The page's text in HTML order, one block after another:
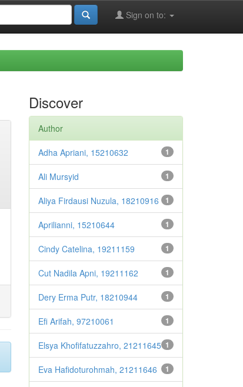
Sign on to:
Discover
Author
1
Adha Apriani, 15210632
1
Ali Mursyid
1
Aliya Firdausi Nuzula, 18210916
1
Aprilianni, 15210644
1
Cindy Catelina, 19211159
1
Cut Nadila Apni, 19211162
1
Dery Erma Putr, 18210944
1
Efi Arifah, 97210061
1
Elsya Khofifatuzzahro, 21211645
1
Eva Hafidoturohmah, 21211646